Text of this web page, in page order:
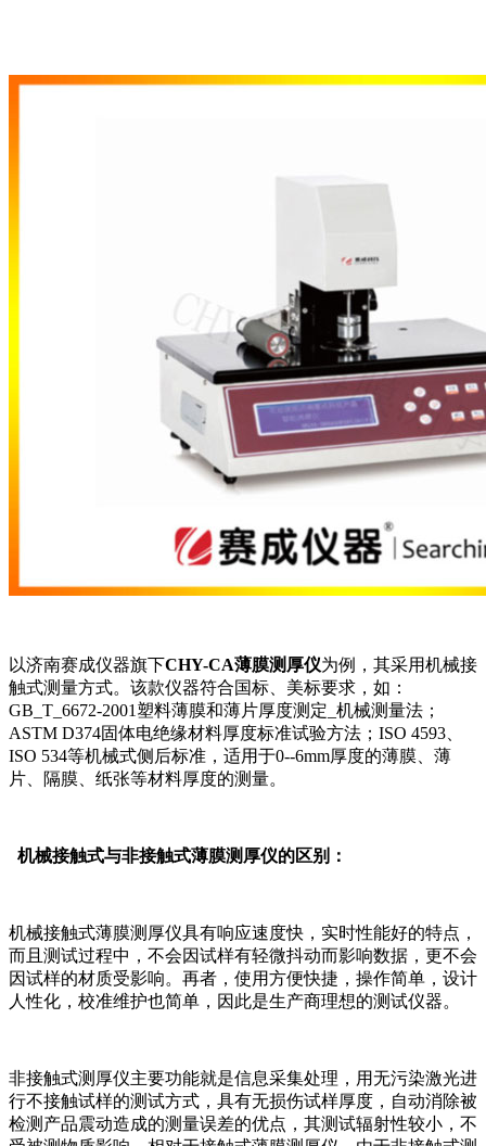
以济南赛成仪器旗下CHY-CA薄膜测厚仪为例，其采用机械接
触式测量方式。该款仪器符合国标、美标要求，如：
GB_T_6672-2001塑料薄膜和薄片厚度测定_机械测量法；
ASTM D374固体电绝缘材料厚度标准试验方法；ISO 4593、
ISO 534等机械式侧后标准，适用于0--6mm厚度的薄膜、薄
片、隔膜、纸张等材料厚度的测量。
机械接触式与非接触式薄膜测厚仪的区别：
机械接触式薄膜测厚仪具有响应速度快，实时性能好的特点，
而且测试过程中，不会因试样有轻微抖动而影响数据，更不会
因试样的材质受影响。再者，使用方便快捷，操作简单，设计
人性化，校准维护也简单，因此是生产商理想的测试仪器。
非接触式测厚仪主要功能就是信息采集处理，用无污染激光进
行不接触试样的测试方式，具有无损伤试样厚度，自动消除被
检测产品震动造成的测量误差的优点，其测试辐射性较小，不